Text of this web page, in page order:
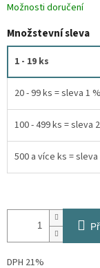
Možnosti doručení
Množstevní sleva
1 - 19 ks
20 - 99 ks = sleva 1 %
100 - 499 ks = sleva
500 a více ks = sleva
DPH 21%